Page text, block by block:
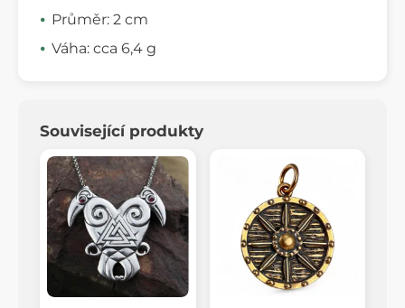
Průměr: 2 cm
Váha: cca 6,4 g
Související produkty